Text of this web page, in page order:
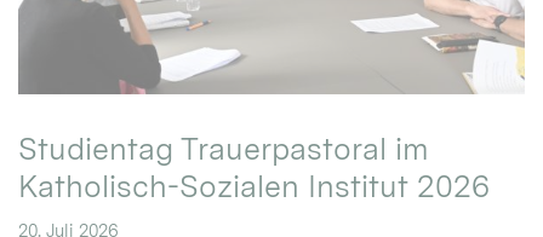
Studientag Trauerpastoral im
Katholisch-Sozialen Institut 2026
20. Juli 2026